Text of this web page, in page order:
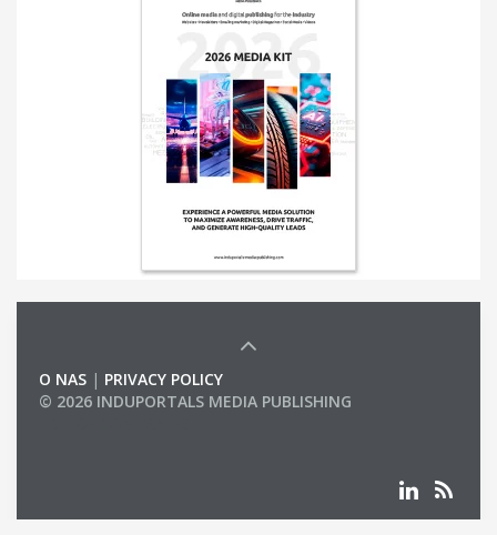
O NAS | PRIVACY POLICY
© 2026 INDUPORTALS MEDIA PUBLISHING